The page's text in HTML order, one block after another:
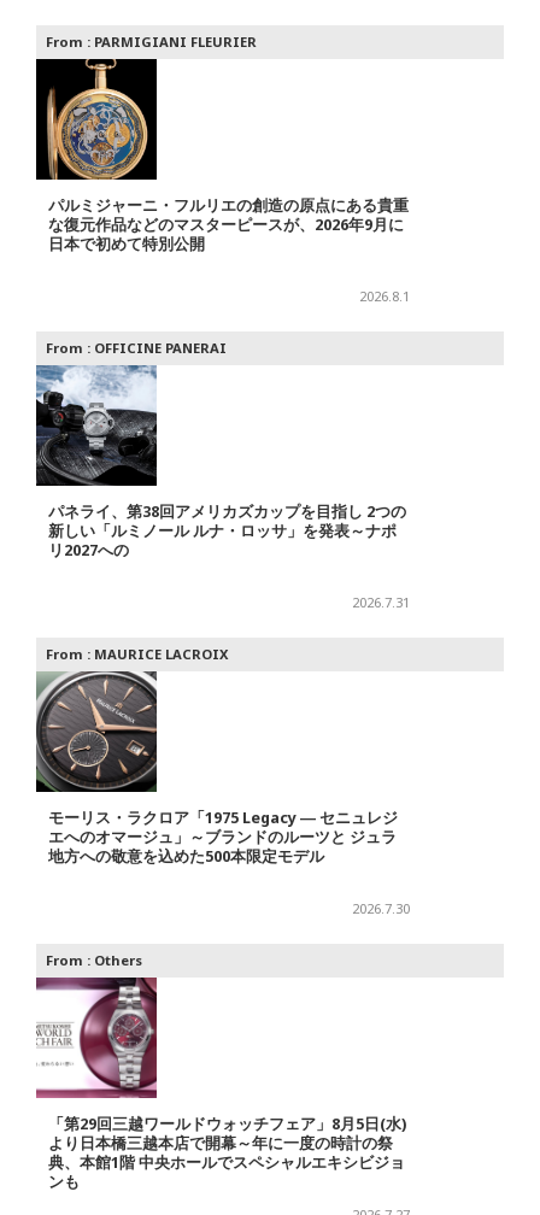
From : PARMIGIANI FLEURIER
パルミジャーニ・フルリエの創造の原点にある貴重
な復元作品などのマスターピースが、2026年9月に
日本で初めて特別公開
2026.8.1
From : OFFICINE PANERAI
パネライ、第38回アメリカズカップを目指し 2つの
新しい「ルミノール ルナ・ロッサ」を発表～ナポ
リ2027への
2026.7.31
From : MAURICE LACROIX
モーリス・ラクロア「1975 Legacy ― セニュレジ
エへのオマージュ」～ブランドのルーツと ジュラ
地方への敬意を込めた500本限定モデル
2026.7.30
From : Others
「第29回三越ワールドウォッチフェア」8月5日(水)
より日本橋三越本店で開幕～年に一度の時計の祭
典、本館1階 中央ホールでスペシャルエキシビジョ
ンも